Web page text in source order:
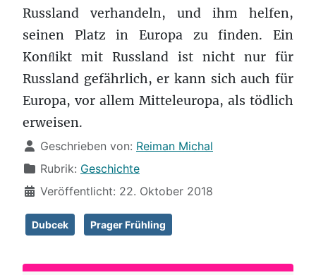
Russland verhandeln, und ihm helfen,
seinen Platz in Europa zu finden. Ein
Konﬂikt mit Russland ist nicht nur für
Russland gefährlich, er kann sich auch für
Europa, vor allem Mitteleuropa, als tödlich
erweisen.
Details
Geschrieben von: Reiman Michal
Rubrik: Geschichte
Veröffentlicht: 22. Oktober 2018
Dubcek Prager Frühling